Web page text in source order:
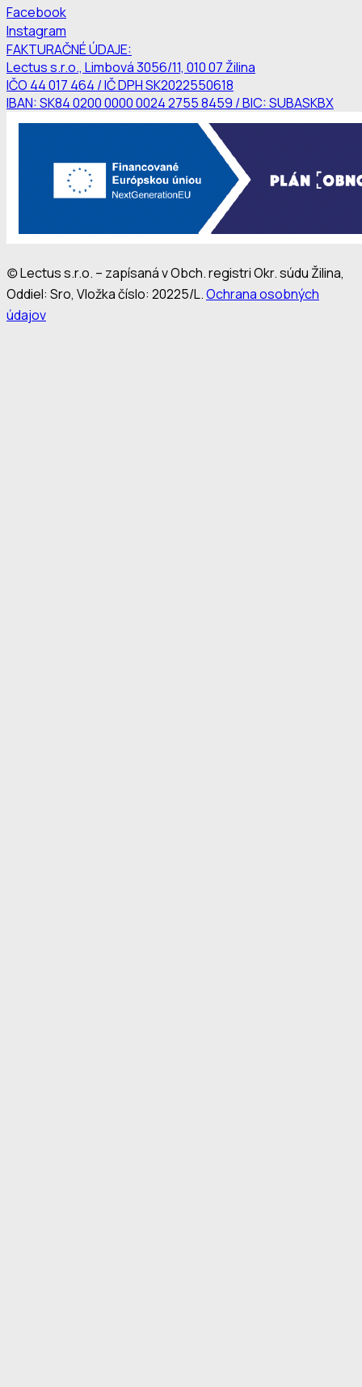
Facebook
Instagram
FAKTURAČNÉ ÚDAJE:
Lectus s.r.o., Limbová 3056/11, 010 07 Žilina
IČO 44 017 464 / IČ DPH SK2022550618
IBAN: SK84 0200 0000 0024 2755 8459 / BIC: SUBASKBX
(c) Lectus s.r.o. – zapísaná v Obch. registri Okr. súdu Žilina,
Oddiel: Sro, Vložka číslo: 20225/L.Ochrana osobných
údajov